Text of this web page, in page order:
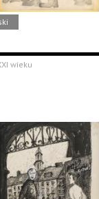
wieku